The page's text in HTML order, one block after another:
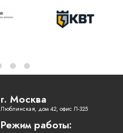
г. Москва
Люблинская, дом 42, офис Л-325
Режим работы: